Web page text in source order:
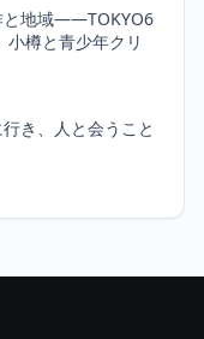
と地域――TOKYO6
小樽と青少年クリ
き、人と会うこと